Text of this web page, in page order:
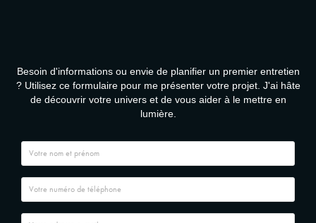
Besoin d'informations ou envie de planifier un premier entretien
? Utilisez ce formulaire pour me présenter votre projet. J'ai hâte
de découvrir votre univers et de vous aider à le mettre en
lumière.